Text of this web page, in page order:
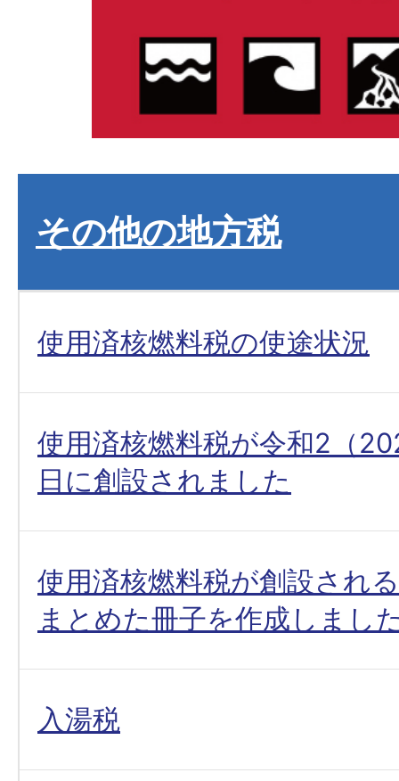
その他の地方税
使用済核燃料税の使途状況
使用済核燃料税が令和2（
日に創設されました
使用済核燃料税が創設され
まとめた冊子を作成しまし
入湯税